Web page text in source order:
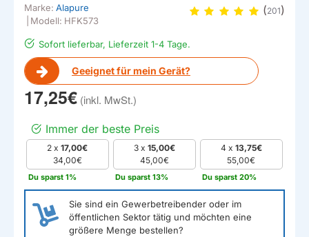
EIGENMARKE
Sofort lieferbar, Lieferzeit 1-4 Tage.
Geeignet für mein Gerät?
Marke: Alapure
Modell: HFK573
(201)
17,25€
Immer der beste Preis
2 x17,00€
34,00€
Du sparst 1%
3 x 15,00€
45,00€
Du sparst 13%
4 x 13,75€
55,00€
Du sparst 20%
Sie sind ein Gewerbetreibender oder im
öffentlichen Sektor tätig und möchten eine
größere Menge bestellen?